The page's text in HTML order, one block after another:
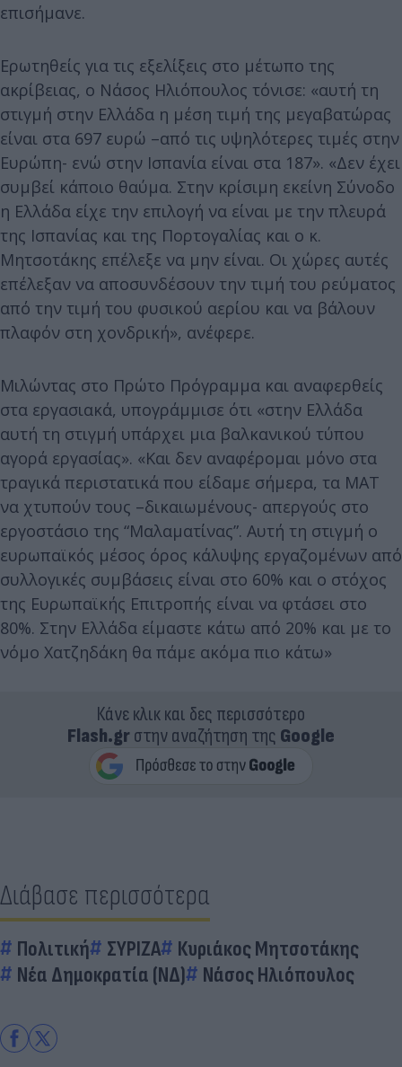
επισήμανε.
Ερωτηθείς για τις εξελίξεις στο μέτωπο της
ακρίβειας, ο Νάσος Ηλιόπουλος τόνισε: «αυτή τη
στιγμή στην Ελλάδα η μέση τιμή της μεγαβατώρας
είναι στα 697 ευρώ –από τις υψηλότερες τιμές στην
Ευρώπη- ενώ στην Ισπανία είναι στα 187». «Δεν έχει
συμβεί κάποιο θαύμα. Στην κρίσιμη εκείνη Σύνοδο
η Ελλάδα είχε την επιλογή να είναι με την πλευρά
της Ισπανίας και της Πορτογαλίας και ο κ.
Μητσοτάκης επέλεξε να μην είναι. Οι χώρες αυτές
επέλεξαν να αποσυνδέσουν την τιμή του ρεύματος
από την τιμή του φυσικού αερίου και να βάλουν
πλαφόν στη χονδρική», ανέφερε.
Μιλώντας στο Πρώτο Πρόγραμμα και αναφερθείς
στα εργασιακά, υπογράμμισε ότι «στην Ελλάδα
αυτή τη στιγμή υπάρχει μια βαλκανικού τύπου
αγορά εργασίας». «Και δεν αναφέρομαι μόνο στα
τραγικά περιστατικά που είδαμε σήμερα, τα ΜΑΤ
να χτυπούν τους –δικαιωμένους- απεργούς στο
εργοστάσιο της “Μαλαματίνας”. Αυτή τη στιγμή ο
ευρωπαϊκός μέσος όρος κάλυψης εργαζομένων από
συλλογικές συμβάσεις είναι στο 60% και ο στόχος
της Ευρωπαϊκής Επιτροπής είναι να φτάσει στο
80%. Στην Ελλάδα είμαστε κάτω από 20% και με το
νόμο Χατζηδάκη θα πάμε ακόμα πιο κάτω»
Κάνε κλικ και δες περισσότερο
Flash.grστην αναζήτηση της Google
Διάβασε περισσότερα
Πολιτική ΣΥΡΙΖΑ
Κυριάκος Μητσοτάκης
Νέα Δημοκρατία (ΝΔ)
Νάσος Ηλιόπουλος